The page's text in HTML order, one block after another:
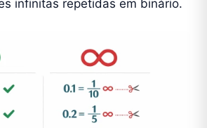
infinitas repetidas em binário.